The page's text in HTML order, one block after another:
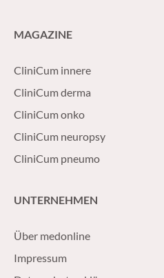
MAGAZINE
CliniCum innere
CliniCum derma
CliniCum onko
CliniCum neuropsy
CliniCum pneumo
UNTERNEHMEN
Über medonline
Impressum